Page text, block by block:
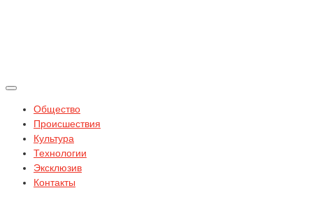
Общество
Происшествия
Культура
Технологии
Эксклюзив
Контакты